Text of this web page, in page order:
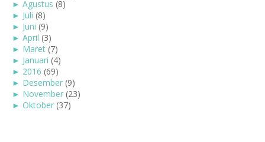
► Agustus (8)
► Juli (8)
► Juni (9)
► April (3)
► Maret (7)
► Januari (4)
► 2016 (69)
► Desember (9)
► November (23)
► Oktober (37)